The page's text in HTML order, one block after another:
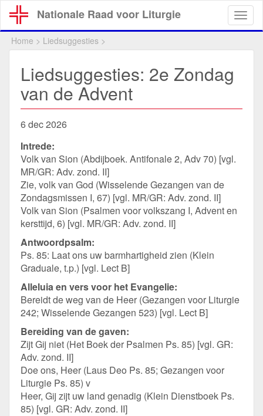
Overslaan
en
naar
Nationale Raad voor Liturgie
Home > Liedsuggesties >
Liedsuggesties: 2e Zondag
van de Advent
6 dec 2026
Intrede:
Volk van Sion (Abdijboek. Antifonale 2, Adv 70) [vgl.
MR/GR: Adv. zond. II]
Zie, volk van God (Wisselende Gezangen van de
Zondagsmissen I, 67) [vgl. MR/GR: Adv. zond. II]
Volk van Sion (Psalmen voor volkszang I, Advent en
kersttijd, 6) [vgl. MR/GR: Adv. zond. II]
Antwoordpsalm:
Ps. 85: Laat ons uw barmhartigheid zien (Klein
Graduale, t.p.) [vgl. Lect B]
Alleluia en vers voor het Evangelie:
Bereidt de weg van de Heer (Gezangen voor Liturgie
242; Wisselende Gezangen 523) [vgl. Lect B]
Bereiding van de gaven:
Zijt Gij niet (Het Boek der Psalmen Ps. 85) [vgl. GR:
Adv. zond. II]
Doe ons, Heer (Laus Deo Ps. 85; Gezangen voor
Liturgie Ps. 85) v
Heer, Gij zijt uw land genadig (Klein Dienstboek Ps.
85) [vgl. GR: Adv. zond. II]